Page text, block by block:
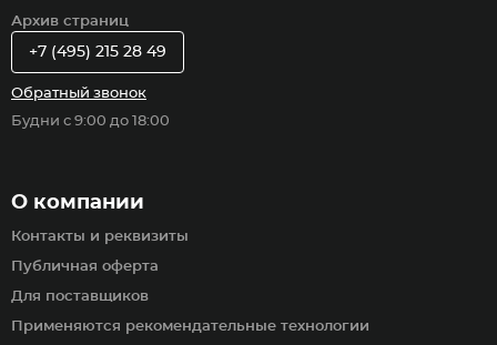
Архив страниц
О компании
Контакты и реквизиты
Публичная оферта
Для поставщиков
Применяются рекомендательные технологии
+7 (495) 215 28 49
Обратный звонок
Будни с 9:00 до 18:00